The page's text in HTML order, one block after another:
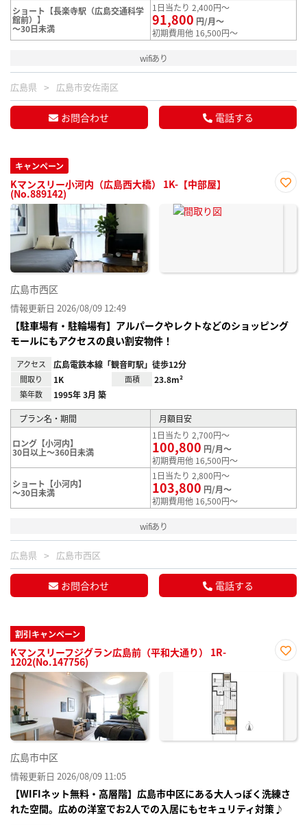
ショート【長楽寺駅（広島交通科学
館前）】
～30日未満
1日当たり 2,400円～
91,800 円/月～
初期費用他 16,500円～
wifiあり
広島県 広島市安佐南区
お問合わせ 電話する
キャンペーン
Kマンスリー小河内（広島西大橋） 1K-【中部屋】
(No.889142)
に入
広島市西区
情報更新日 2026/08/09 12:49
【駐車場有・駐輪場有】アルパークやレクトなどのショッピング
モールにもアクセスの良い割安物件！
アクセス 広島電鉄本線「観音町駅」徒歩12分
間取り 1K 面積 23.8m²
築年数 1995年 3月 築
プラン名・期間 月額目安
ロング【小河内】
30日以上～360日未満
1日当たり 2,700円～
100,800 円/月～
初期費用他 16,500円～
ショート【小河内】
～30日未満
1日当たり 2,800円～
103,800 円/月～
初期費用他 16,500円～
wifiあり
広島県 広島市西区
お問合わせ 電話する
割引キャンペーン
Kマンスリーフジグラン広島前（平和大通り） 1R-
1202(No.147756)
に入
広島市中区
情報更新日 2026/08/09 11:05
【WIFIネット無料・高層階】広島市中区にある大人っぽく洗練さ
れた空間。広めの洋室でお2人での入居にもセキュリティ対策♪